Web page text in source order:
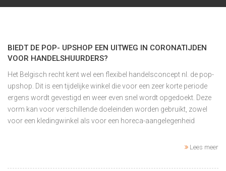
BIEDT DE POP- UPSHOP EEN UITWEG IN CORONATIJDEN
VOOR HANDELSHUURDERS?
Het Belgisch recht kent wel een flexibel handelsconcept nl. de pop-
upshop. Dit is een tijdelijke winkel die voor een zeer korte periode
ergens wordt gevestigd en weer even snel wordt opgedoekt. Deze
vorm kan voor verschillende doeleinden worden gebruikt, zowel
voor een kledingwinkel als voor een horeca-aangelegenheid
Lees meer